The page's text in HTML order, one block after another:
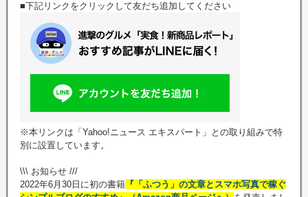
■下記リンクをクリックして友だち追加してください
※本リンクは「Yahoo!ニュース エキスパート」との取り組みで特
別に設置しています。
\\\ お知らせ ///
2022年6月30日に初の書籍 『「ふつう」の文章とスマホ写真で稼ぐ